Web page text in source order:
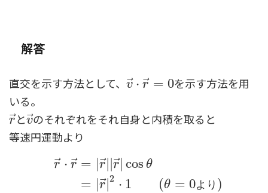
解答
直交を示す方法として、 v⃗⋅ r = 0
v→ ⋅r →= 0を示す方法を用
いる。
r⃗
r→
とv⃗
v→
のそれぞれをそれ自身と内積を取ると
等速円運動より
r ⃗⋅ r⃗ = r⃗| r⃗| cos θ
= r⃗
| 2 ⋅ 1 (θ = 0よ り )